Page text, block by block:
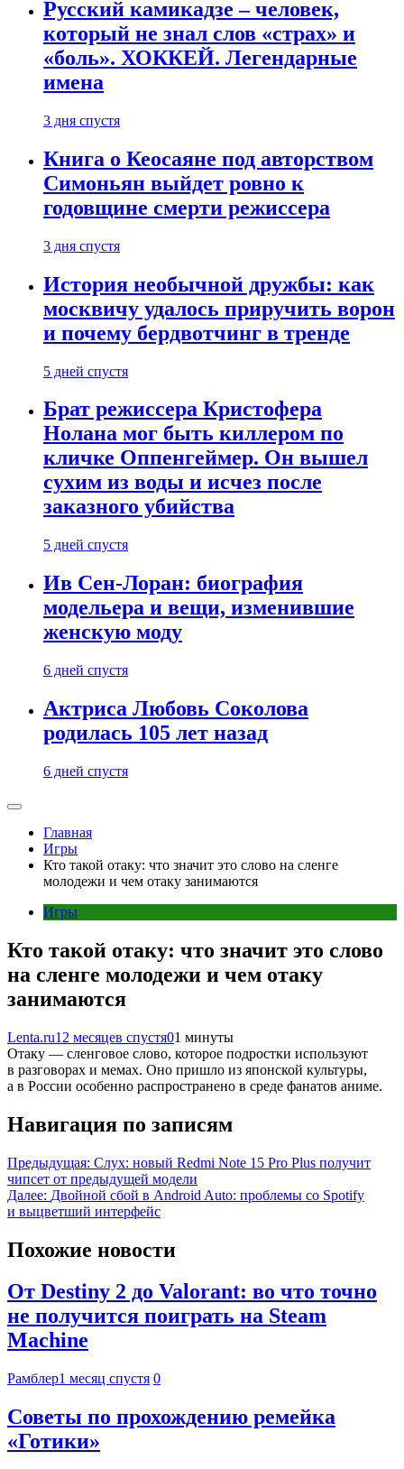
Русский камикадзе – человек,
который не знал слов «страх» и
«боль». ХОККЕЙ. Легендарные
имена
3 дня спустя
Книга о Кеосаяне под авторством
Симоньян выйдет ровно к
годовщине смерти режиссера
3 дня спустя
История необычной дружбы: как
москвичу удалось приручить ворон
и почему бердвотчинг в тренде
5 дней спустя
Брат режиссера Кристофера
Нолана мог быть киллером по
кличке Оппенгеймер. Он вышел
сухим из воды и исчез после
заказного убийства
5 дней спустя
Ив Сен-Лоран: биография
модельера и вещи, изменившие
женскую моду
6 дней спустя
Актриса Любовь Соколова
родилась 105 лет назад
6 дней спустя
Главная
Игры
Кто такой отаку: что значит это слово на сленге
молодежи и чем отаку занимаются
Игры
Кто такой отаку: что значит это слово
на сленге молодежи и чем отаку
занимаются
Lenta.ru12 месяцев спустя01 минуты
Отаку — сленговое слово, которое подростки используют
в разговорах и мемах. Оно пришло из японской культуры,
а в России особенно распространено в среде фанатов аниме.
Навигация по записям
Предыдущая: Слух: новый Redmi Note 15 Pro Plus получит
чипсет от предыдущей модели
Далее: Двойной сбой в Android Auto: проблемы со Spotify
и выцветший интерфейс
Похожие новости
От Destiny 2 до Valorant: во что точно
не получится поиграть на Steam
Machine
Рамблер1 месяц спустя 0
Советы по прохождению ремейка
«Готики»